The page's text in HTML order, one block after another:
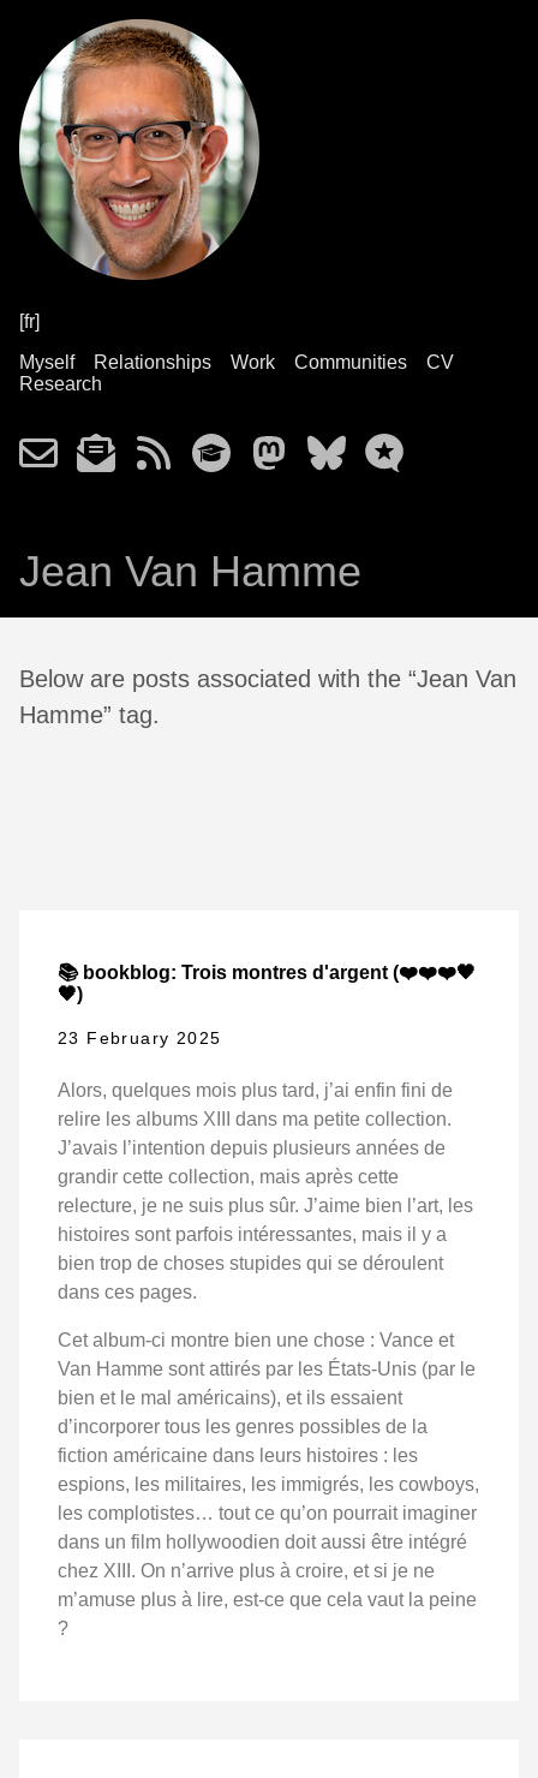
[fr]
Myself
Relationships Work Communities
CV
Research
Jean Van Hamme
Below are posts associated with the “Jean Van
Hamme” tag.
📚 bookblog: Trois montres d'argent (❤️❤️❤️🖤
🖤)
23 February 2025
Alors, quelques mois plus tard, j’ai enfin fini de
relire les albums XIII dans ma petite collection.
J’avais l’intention depuis plusieurs années de
grandir cette collection, mais après cette
relecture, je ne suis plus sûr. J’aime bien l’art, les
histoires sont parfois intéressantes, mais il y a
bien trop de choses stupides qui se déroulent
dans ces pages.
Cet album-ci montre bien une chose : Vance et
Van Hamme sont attirés par les États-Unis (par le
bien et le mal américains), et ils essaient
d’incorporer tous les genres possibles de la
fiction américaine dans leurs histoires : les
espions, les militaires, les immigrés, les cowboys,
les complotistes… tout ce qu’on pourrait imaginer
dans un film hollywoodien doit aussi être intégré
chez XIII. On n’arrive plus à croire, et si je ne
m’amuse plus à lire, est-ce que cela vaut la peine
?